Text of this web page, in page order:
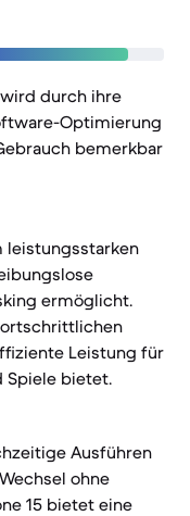
durch ihre
Optimierung
bemerkbar
leistungsstarken
ermöglicht.
Leistung für
Spiele bietet.
Ausführen
ohne
15 bietet eine